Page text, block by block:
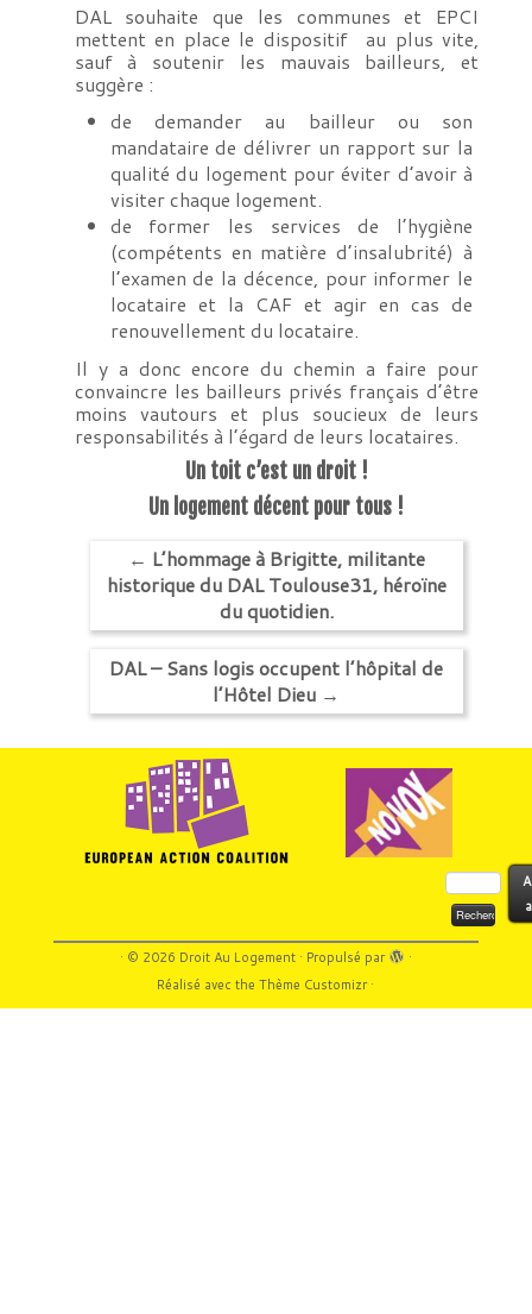
DAL souhaite que les communes et EPCI
mettent en place le dispositif au plus vite,
sauf à soutenir les mauvais bailleurs, et
suggère :
de demander au bailleur ou son
mandataire de délivrer un rapport sur la
qualité du logement pour éviter d’avoir à
visiter chaque logement.
de former les services de l’hygiène
(compétents en matière d’insalubrité) à
l’examen de la décence, pour informer le
locataire et la CAF et agir en cas de
renouvellement du locataire.
Il y a donc encore du chemin a faire pour
convaincre les bailleurs privés français d’être
moins vautours et plus soucieux de leurs
responsabilités à l’égard de leurs locataires.
Un toit c’est un droit !
Un logement décent pour tous !
← L’hommage à Brigitte, militante
historique du DAL Toulouse31, héroïne
du quotidien.
DAL – Sans logis occupent l’hôpital de
l’Hôtel Dieu →
Rechercher :
· © 2026 Droit Au Logement· Propulsé par
·
Réalisé avec theThème Customizr·